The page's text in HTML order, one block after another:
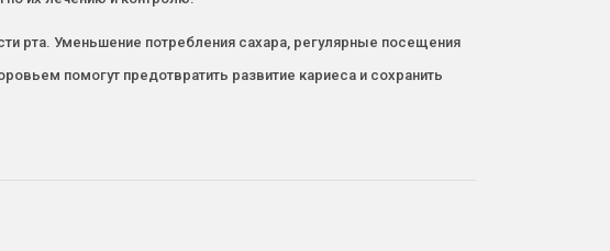
рта. Уменьшение потребления сахара, регулярные посещения
помогут предотвратить развитие кариеса и сохранить